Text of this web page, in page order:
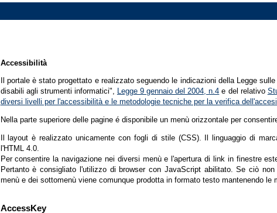
Accessibilità
Il portale è stato progettato e realizzato seguendo le indicazioni della Legge
disabili agli strumenti informatici", Legge 9 gennaio del 2004, n.4 e del relativo
diversi livelli per l'accessibilità e le metodologie tecniche per la verifica
Nella parte superiore delle pagine é disponibile un menù orizzontale per
Il layout è realizzato unicamente con fogli di stile (CSS). Il linguaggio di
l'HTML 4.0.
Per consentire la navigazione nei diversi menù e l'apertura di link in finestre
Pertanto è consigliato l'utilizzo di browser con JavaScript abilitato. Se ciò
menù e dei sottomenù viene comunque prodotta in formato testo mantenendo le
AccessKey